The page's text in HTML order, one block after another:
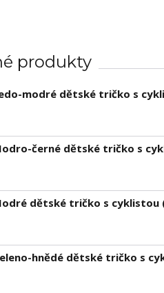
produkty
modré dětské tričko s
černé dětské tričko s
dětské tričko s cyklistou
hnědé dětské tričko s